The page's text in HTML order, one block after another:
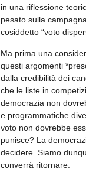
in una riflessione
pesato sulla
cosiddetto “voto
Ma prima una
questi argomenti
dalla credibilità dei
che le liste in
democrazia non
e programmatiche
voto non dovrebbe
punisce? La
decidere. Siamo
converrà ritornare.